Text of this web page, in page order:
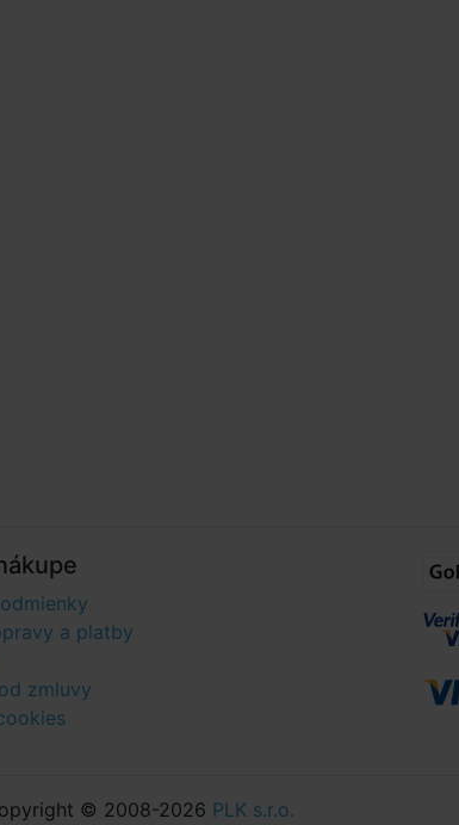
a platby
zmluvy
© 2008-2026 PLK s.r.o.